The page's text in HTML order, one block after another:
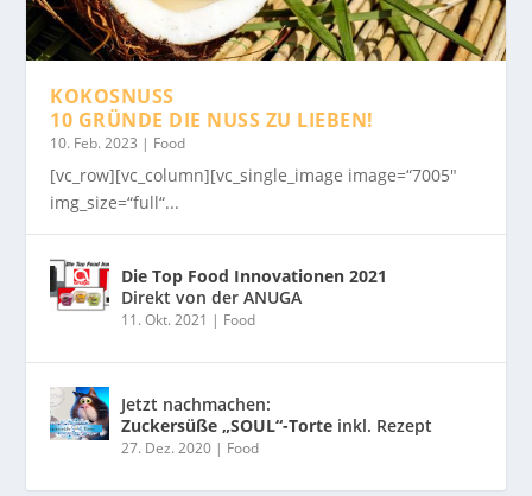
KOKOSNUSS
10 GRÜNDE DIE NUSS ZU LIEBEN!
10. Feb. 2023 | Food
[vc_row][vc_column][vc_single_image image=“7005″
img_size=“full“...
Die Top Food Innovationen 2021
Direkt von der ANUGA
11. Okt. 2021 | Food
Jetzt nachmachen:
Zuckersüße „SOUL“-Torte inkl. Rezept
27. Dez. 2020 | Food